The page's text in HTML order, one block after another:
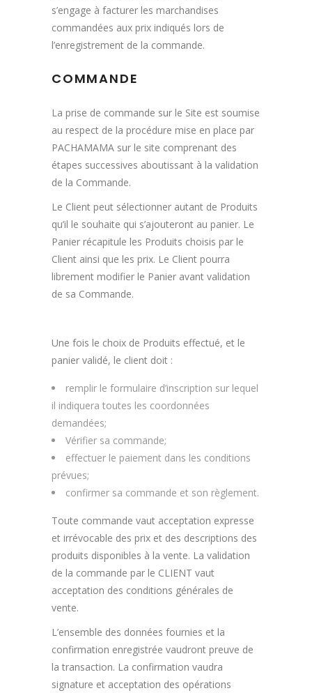
s’engage à facturer les marchandises
commandées aux prix indiqués lors de
l’enregistrement de la commande.
COMMANDE
La prise de commande sur le Site est soumise
au respect de la procédure mise en place par
PACHAMAMA sur le site comprenant des
étapes successives aboutissant à la validation
de la Commande.
Le Client peut sélectionner autant de Produits
qu’il le souhaite qui s’ajouteront au panier. Le
Panier récapitule les Produits choisis par le
Client ainsi que les prix. Le Client pourra
librement modifier le Panier avant validation
de sa Commande.
Une fois le choix de Produits effectué, et le
panier validé, le client doit :
remplir le formulaire d’inscription sur lequel
il indiquera toutes les coordonnées
demandées;
Vérifier sa commande;
effectuer le paiement dans les conditions
prévues;
confirmer sa commande et son règlement.
Toute commande vaut acceptation expresse
et irrévocable des prix et des descriptions des
produits disponibles à la vente. La validation
de la commande par le CLIENT vaut
acceptation des conditions générales de
vente.
L’ensemble des données fournies et la
confirmation enregistrée vaudront preuve de
la transaction. La confirmation vaudra
signature et acceptation des opérations